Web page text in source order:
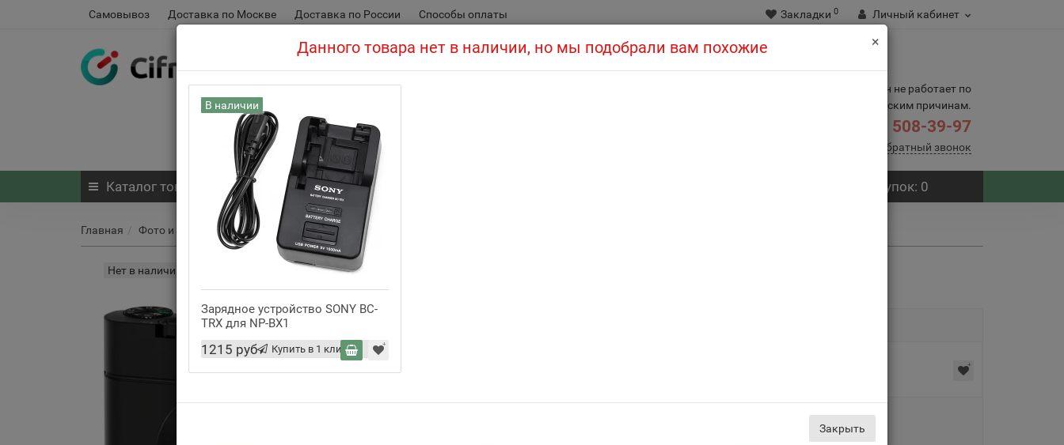
Самовывоз Доставка по Москве Доставка по России Способы оплаты Закладки 0 Личный кабинет
7.08 магазин не работает по
техническим причинам.
508-39-97
Заказать обратный звонок
Каталог товаров покупок: 0
Главная Фото и видео Цифровые фотоаппараты
Нет в наличии
Доставка по Москве
×
Данного товара нет в наличии, но мы подобрали вам похожие
В наличии
Зарядное устройство SONY BC-
TRX для NP-BX1
1215 руб Купить в 1 клик
Закрыть